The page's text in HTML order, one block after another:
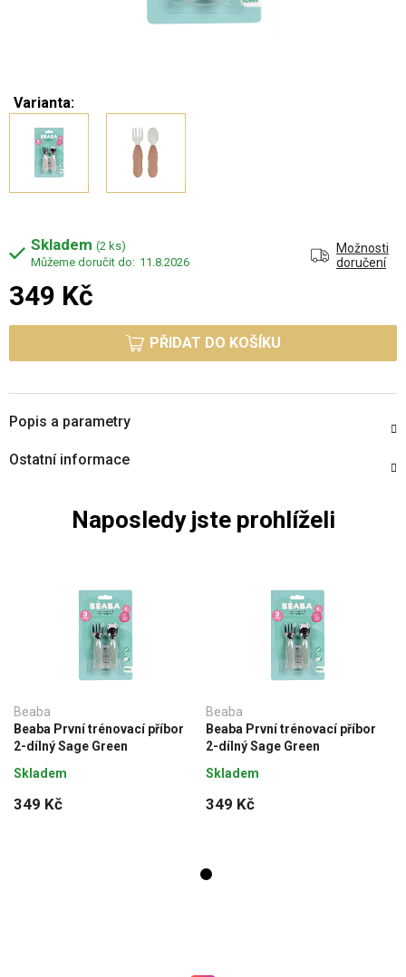
Varianta:
Skladem (2 ks)
11.8.2026
Možnosti
doručení
349 Kč
PŘIDAT DO KOŠÍKU
Popis a parametry
Ostatní informace
Naposledy jste prohlíželi
Beaba
Beaba První trénovací příbor
2-dílný Sage Green
349 Kč
Skladem
Beaba
Beaba První trénovací příbor
2-dílný Sage Green
349 Kč
Skladem